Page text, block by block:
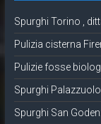
Spurghi Torino ,
Pulizia cisterna
Pulizie fosse
Spurghi
Spurghi San